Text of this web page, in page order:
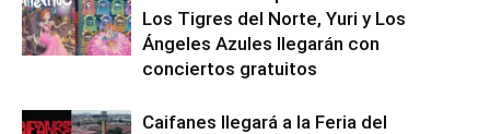
Los Tigres del Norte, Yuri y Los
Ángeles Azules llegarán con
conciertos gratuitos
Caifanes llegará a la Feria del